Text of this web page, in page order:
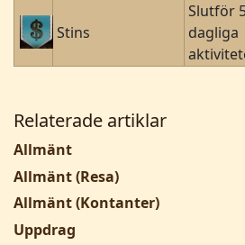
Stins
Slutför
dagliga
Relaterade artiklar
Allmänt
Allmänt (Resa)
Allmänt (Kontanter)
Uppdrag